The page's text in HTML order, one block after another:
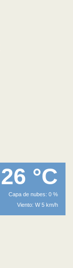
26 °C
Capa de nubes: 0 %
Viento: W 5 km/h